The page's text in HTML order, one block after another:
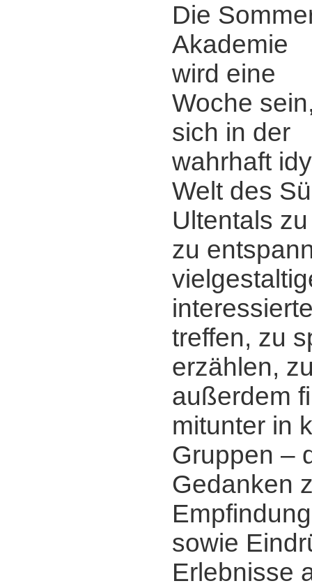
Die
Akademie
wird eine
Woche
sich in der
wahrhaft
Welt des
Ultentals
zu
treffen, zu
erzählen,
außerdem
mitunter in
Gruppen ‒
Gedanken
sowie
Erlebnisse